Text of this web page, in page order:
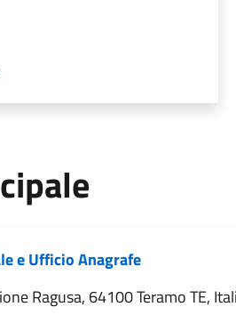
e Ufficio Anagrafe
Ragusa, 64100 Teramo TE,